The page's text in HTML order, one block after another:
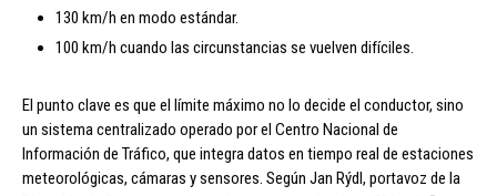
130 km/h en modo estándar.
100 km/h cuando las circunstancias se vuelven difíciles.
El punto clave es que el límite máximo no lo decide el conductor, sino
un sistema centralizado operado por el Centro Nacional de
Información de Tráfico, que integra datos en tiempo real de estaciones
meteorológicas, cámaras y sensores. Según Jan Rýdl, portavoz de la